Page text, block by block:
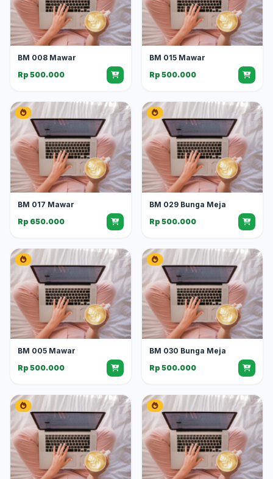
BM 008 Mawar
Rp 500.000
BM 015 Mawar
Rp 500.000
BM 017 Mawar
Rp 650.000
BM 029 Bunga Meja
Rp 500.000
BM 005 Mawar
Rp 500.000
BM 030 Bunga Meja
Rp 500.000